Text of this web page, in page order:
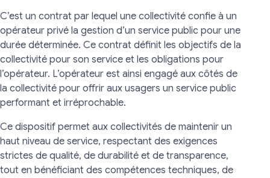
C’est un contrat par lequel une collectivité confie à un
opérateur privé la gestion d’un service public pour une
durée déterminée. Ce contrat définit les objectifs de la
collectivité pour son service et les obligations pour
l’opérateur. L’opérateur est ainsi engagé aux côtés de
la collectivité pour offrir aux usagers un service public
performant et irréprochable.
Ce dispositif permet aux collectivités de maintenir un
haut niveau de service, respectant des exigences
strictes de qualité, de durabilité et de transparence,
tout en bénéficiant des compétences techniques, de